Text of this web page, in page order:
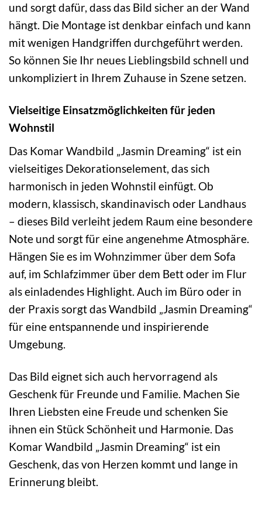
und sorgt dafür, dass das Bild sicher an der Wand
hängt. Die Montage ist denkbar einfach und kann
mit wenigen Handgriffen durchgeführt werden.
So können Sie Ihr neues Lieblingsbild schnell und
unkompliziert in Ihrem Zuhause in Szene setzen.
Vielseitige Einsatzmöglichkeiten für jeden
Wohnstil
Das Komar Wandbild „Jasmin Dreaming“ ist ein
vielseitiges Dekorationselement, das sich
harmonisch in jeden Wohnstil einfügt. Ob
modern, klassisch, skandinavisch oder Landhaus
– dieses Bild verleiht jedem Raum eine besondere
Note und sorgt für eine angenehme Atmosphäre.
Hängen Sie es im Wohnzimmer über dem Sofa
auf, im Schlafzimmer über dem Bett oder im Flur
als einladendes Highlight. Auch im Büro oder in
der Praxis sorgt das Wandbild „Jasmin Dreaming“
für eine entspannende und inspirierende
Umgebung.
Das Bild eignet sich auch hervorragend als
Geschenk für Freunde und Familie. Machen Sie
Ihren Liebsten eine Freude und schenken Sie
ihnen ein Stück Schönheit und Harmonie. Das
Komar Wandbild „Jasmin Dreaming“ ist ein
Geschenk, das von Herzen kommt und lange in
Erinnerung bleibt.